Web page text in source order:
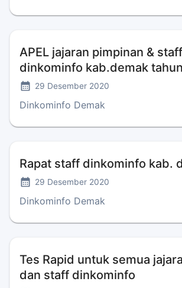
APEL jajaran pimpinan & staff
dinkominfo kab.demak
29 Desember 2020
Dinkominfo Demak
Rapat staff dinkominfo kab.
29 Desember 2020
Dinkominfo Demak
Tes Rapid untuk semua
dan staff dinkominfo